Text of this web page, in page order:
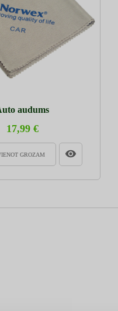
audums
17,99 €
GROZAM